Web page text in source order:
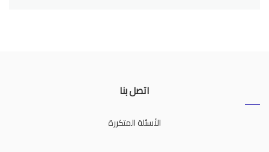
اتصل بنا
الأسئلة المتكررة